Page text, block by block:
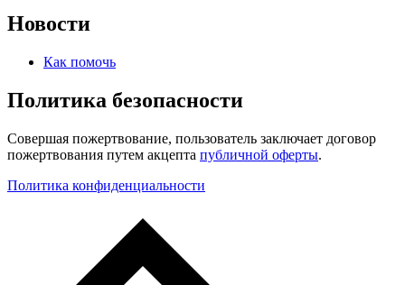
Новости
Как помочь
Политика безопасности
Совершая пожертвование, пользователь заключает договор
пожертвования путем акцепта публичной оферты.
Политика конфиденциальности